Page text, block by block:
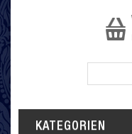
KATEGORIEN